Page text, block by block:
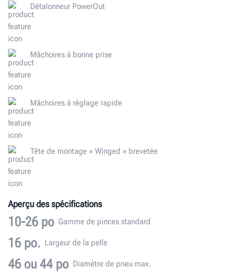
Détalonneur PowerOut
Mâchoires à bonne prise
Mâchoires à réglage rapide
Tête de montage « Winged » brevetée
Aperçu des spécifications
10-26 po Gamme de pinces standard
16 po. Largeur de la pelle
46 ou 44 po Diamètre de pneu max.